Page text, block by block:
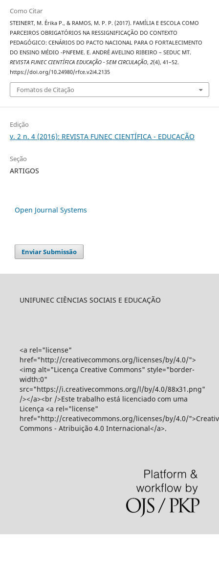
Como Citar
STEINERT, M. Érika P., & RAMOS, M. P. P. (2017). FAMÍLIA E ESCOLA COMO
PARCEIROS OBRIGATÓRIOS NA RESSIGNIFICAÇÃO DO CONTEXTO
PEDAGÓGICO: CENÁRIOS DO PACTO NACIONAL PARA O FORTALECIMENTO
DO ENSINO MÉDIO -PNFEME. E. ANDRÉ AVELINO RIBEIRO – SEDUC MT.
REVISTA FUNEC CIENTÍFICA EDUCAÇÃO - SEM CIRCULAÇÃO, 2(4), 41–52.
https://doi.org/10.24980/rfce.v2i4.2135
Fomatos de Citação
Edição
v. 2 n. 4 (2016): REVISTA FUNEC CIENTÍFICA - EDUCAÇÃO
Seção
ARTIGOS
Open Journal Systems
Enviar Submissão
UNIFUNEC CIÊNCIAS SOCIAIS E EDUCAÇÃO
<a rel="license"
href="http://creativecommons.org/licenses/by/4.0/">
<img alt="Licença Creative Commons" style="border-
width:0"
src="https://i.creativecommons.org/l/by/4.0/88x31.png"
/></a><br />Este trabalho está licenciado com uma
Licença <a rel="license"
href="http://creativecommons.org/licenses/by/4.0/
Commons - Atribuição 4.0 Internacional</a>.